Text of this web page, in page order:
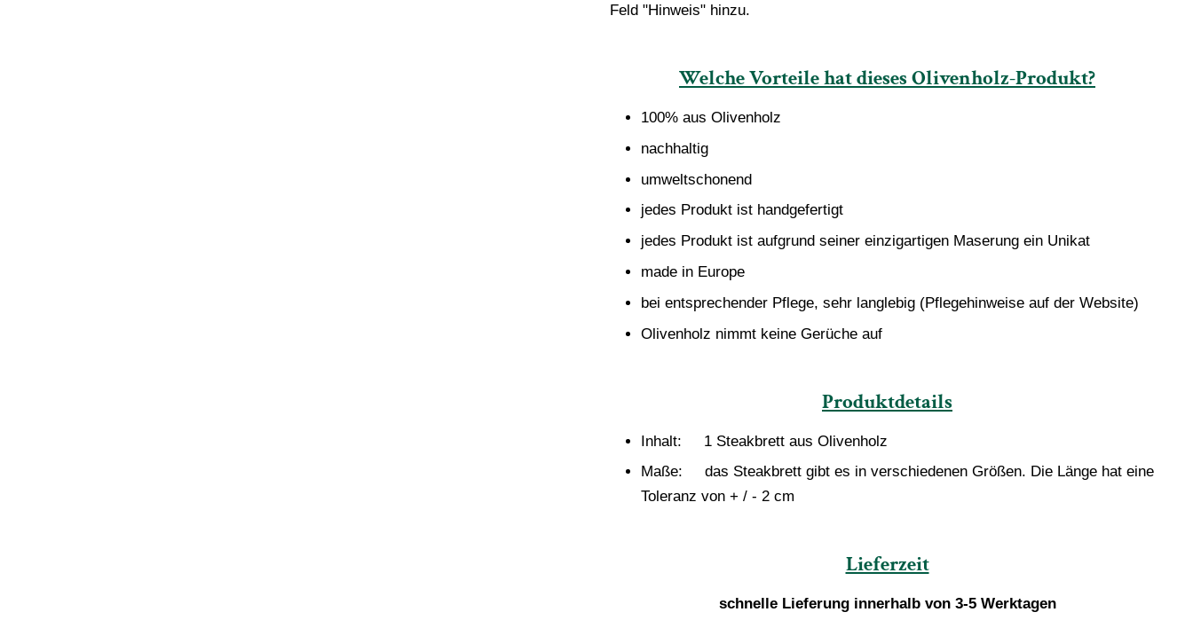
Feld "Hinweis" hinzu.
Welche Vorteile hat dieses Olivenholz-Produkt?
100% aus Olivenholz
nachhaltig
umweltschonend
jedes Produkt ist handgefertigt
jedes Produkt ist aufgrund seiner einzigartigen Maserung ein Unikat
made in Europe
bei entsprechender Pflege, sehr langlebig (Pflegehinweise auf der Website)
Olivenholz nimmt keine Gerüche auf
Produktdetails
Inhalt: 1 Steakbrett aus Olivenholz
Maße: das Steakbrett gibt es in verschiedenen Größen. Die Länge hat eine
Toleranz von + / - 2 cm
Lieferzeit
schnelle Lieferung innerhalb von 3-5 Werktagen